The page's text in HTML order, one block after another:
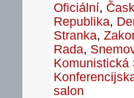
Oficiální,
Republika,
Stranka,
Rada,
Komunistická
salon